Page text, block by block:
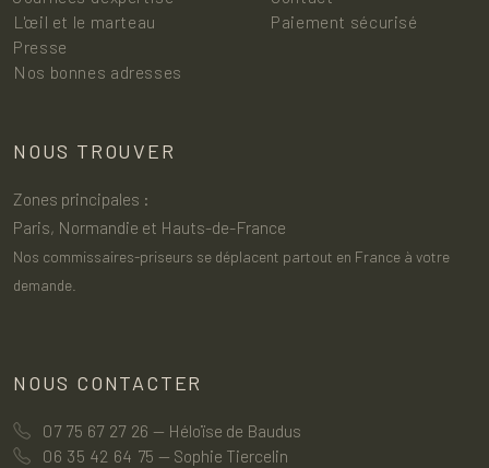
L'œil et le marteau
Presse
Nos bonnes adresses
Paiement sécurisé
NOUS TROUVER
Zones principales :
Paris, Normandie et Hauts-de-France
Nos commissaires-priseurs se déplacent partout en France à votre
demande.
NOUS CONTACTER
07 75 67 27 26 — Héloïse de Baudus
06 35 42 64 75 — Sophie Tiercelin